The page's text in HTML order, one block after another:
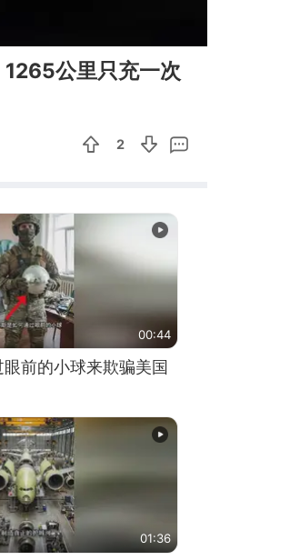
公里只充一次
2
00:44
前的小球来欺骗美国
01:36